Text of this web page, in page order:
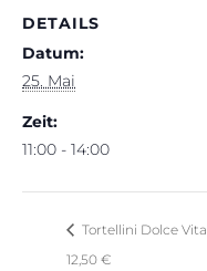
DETAILS
Datum:
25. Mai
Zeit:
11:00 - 14:00
Tortellini Dolce Vita
12,50 €